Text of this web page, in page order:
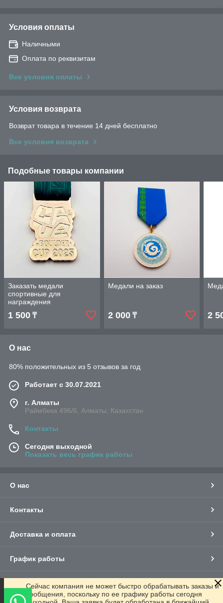
Условия оплаты
Наличными
Оплата по реквизитам
Все условия оплаты
Условия возврата
Возврат товара в течение 14 дней бесплатно
Все условия возврата
Подобные товары компании
Заказать медали
спортивные для
награждения
1 500 ₸
Медали на заказ
2 000₸ 2
О нас
80% положительных из 5 отзывов за год
Работает с 30.07.2021
г. Алматы
Раймбека 496/6, Алматы, Казахстан
Контакты
Сегодня выходной
Показать весь график работы
О нас
Контакты
Доставка и оплата
График работы
Полная версия сайта
Сейчас компания не может быстро обрабатывать заказы и
сообщения, поскольку по ее графику работы сегодня